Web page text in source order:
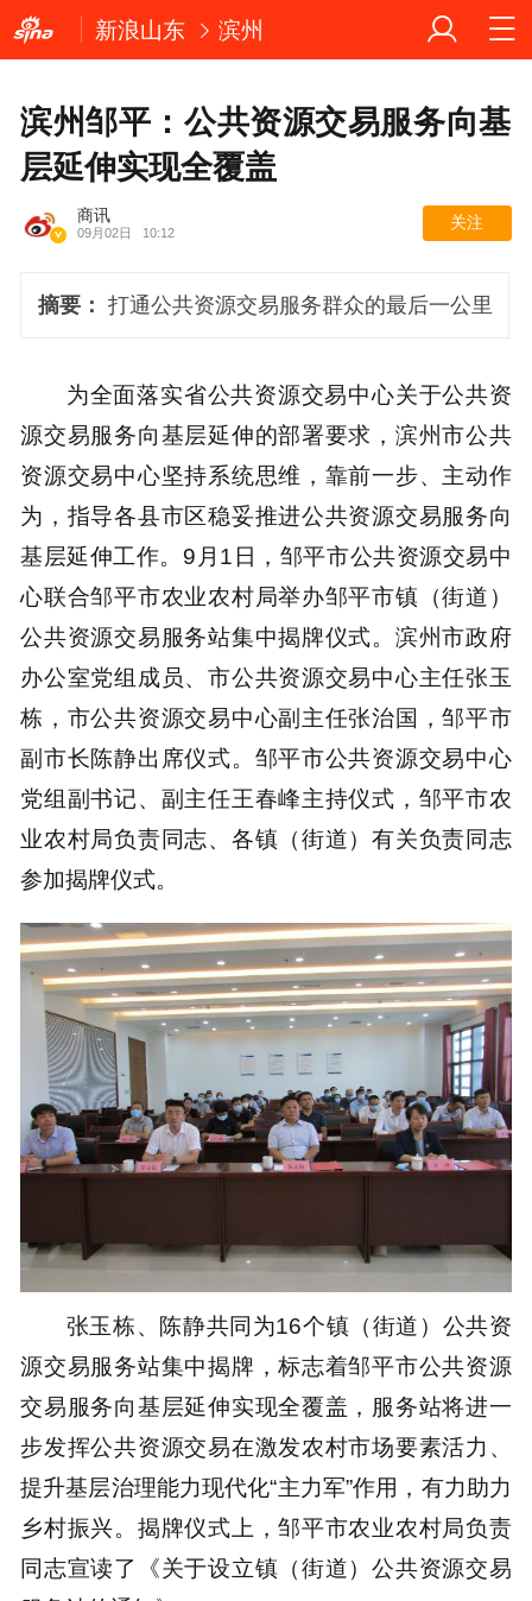
新浪山东 滨州
滨州邹平：公共资源交易服务向基
层延伸实现全覆盖
商讯
09月02日 10:12
关注
摘要： 打通公共资源交易服务群众的最后一公里
为全面落实省公共资源交易中心关于公共资
源交易服务向基层延伸的部署要求，滨州市公共
资源交易中心坚持系统思维，靠前一步、主动作
为，指导各县市区稳妥推进公共资源交易服务向
基层延伸工作。9月1日，邹平市公共资源交易中
心联合邹平市农业农村局举办邹平市镇（街道）
公共资源交易服务站集中揭牌仪式。滨州市政府
办公室党组成员、市公共资源交易中心主任张玉
栋，市公共资源交易中心副主任张治国，邹平市
副市长陈静出席仪式。邹平市公共资源交易中心
党组副书记、副主任王春峰主持仪式，邹平市农
业农村局负责同志、各镇（街道）有关负责同志
参加揭牌仪式。
张玉栋、陈静共同为16个镇（街道）公共资
源交易服务站集中揭牌，标志着邹平市公共资源
交易服务向基层延伸实现全覆盖，服务站将进一
步发挥公共资源交易在激发农村市场要素活力、
提升基层治理能力现代化“主力军”作用，有力助力
乡村振兴。揭牌仪式上，邹平市农业农村局负责
同志宣读了《关于设立镇（街道）公共资源交易